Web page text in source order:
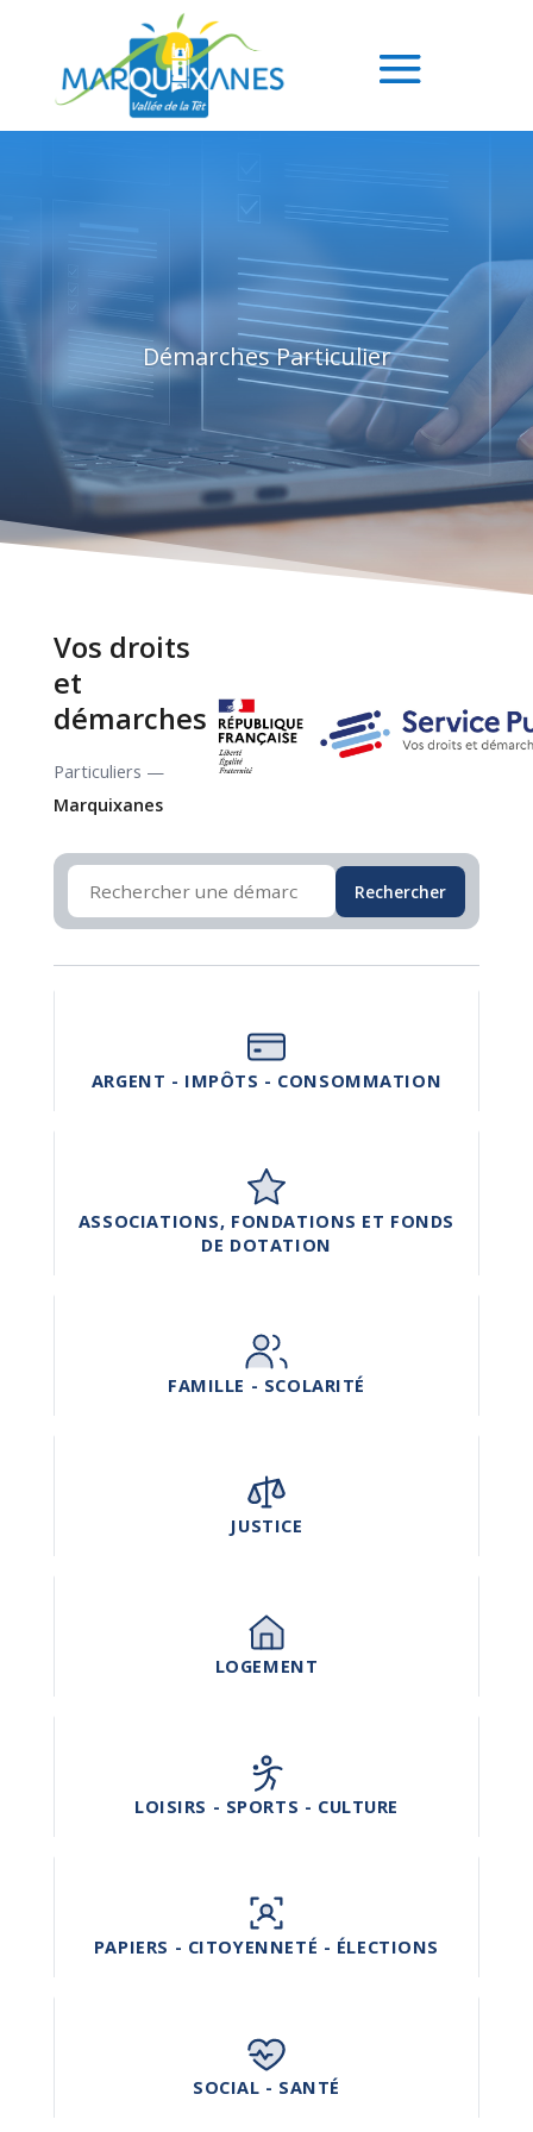
Démarches Particulier
Vos droits
et
démarches
Particuliers —
Marquixanes
Rechercher
ARGENT - IMPÔTS - CONSOMMATION
ASSOCIATIONS, FONDATIONS ET FONDS
DE DOTATION
FAMILLE - SCOLARITÉ
JUSTICE
LOGEMENT
LOISIRS - SPORTS - CULTURE
PAPIERS - CITOYENNETÉ - ÉLECTIONS
SOCIAL - SANTÉ